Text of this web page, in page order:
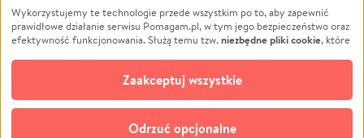
Pomoc Finansowa
Projekty
Pogrzeb
Społeczność lokalna
Kultura
Edukacja
Podróż
Impreza
Ochrona środowiska
Biznes
Wykorzystujemy te technologie przede wszystkim po to, aby zapewnić
prawidłowe działanie serwisu Pomagam.pl, w tym jego bezpieczeństwo oraz
efektywność funkcjonowania. Służą temu tzw.niezbędne pliki cookie, które
opcjonalnych plików cookie
technologii do celów analitycznych i retargetingowych. Możesz wyrazić
zgodę na ich stosowanie lub jej odmówić. W dowolnym momencie masz
możliwość zmiany swoich preferencji na stronie „Zarządzaj zgodami cookie”,
do której link znajdziesz w stopce serwisu Pomagam.pl. Opcjonalne pliki
Odrzuć opcjonalne
Zaakceptuj wszystkie